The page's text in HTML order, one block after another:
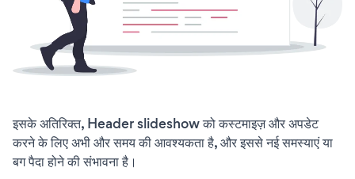
इसके अतिरिक्त, Header slideshow को कस्टमाइज़ और अपडेट
करने के लिए अभी और समय की आवश्यकता है, और इससे नई समस्याएं या
बग पैदा होने की संभावना है।